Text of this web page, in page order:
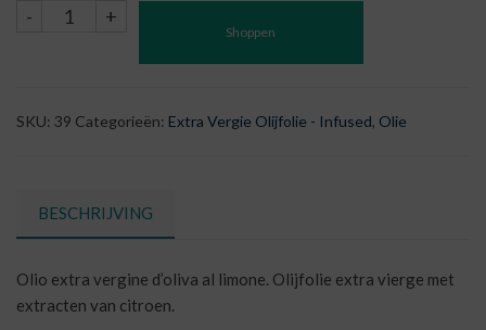
-
Olijfolie
aantal
+
Shoppen
SKU: 39 Categorieën: Extra Vergie Olijfolie - Infused, Olie
BESCHRIJVING
Olio extra vergine d’oliva al limone. Olijfolie extra vierge met
extracten van citroen.